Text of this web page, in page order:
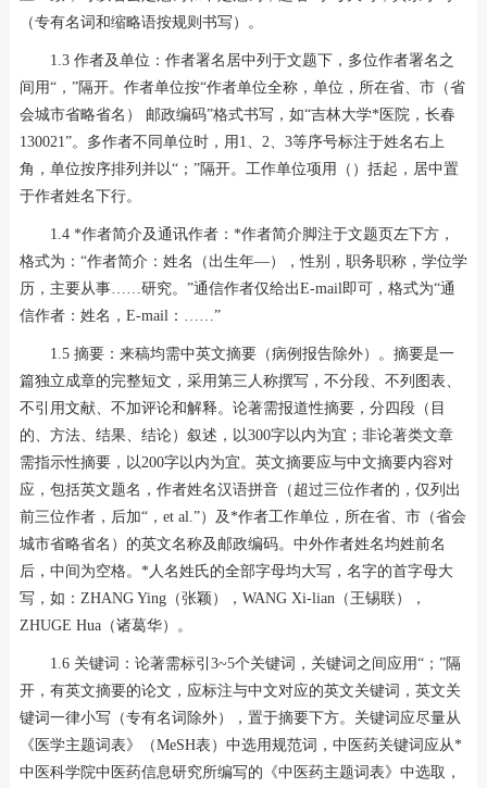
（专有名词和缩略语按规则书写）。
1.3 作者及单位：作者署名居中列于文题下，多位作者署名之
间用“，”隔开。作者单位按“作者单位全称，单位，所在省、市（省
会城市省略省名） 邮政编码”格式书写，如“吉林大学*医院，长春
130021”。多作者不同单位时，用1、2、3等序号标注于姓名右上
角，单位按序排列并以“；”隔开。工作单位项用（）括起，居中置
于作者姓名下行。
1.4 *作者简介及通讯作者：*作者简介脚注于文题页左下方，
格式为：“作者简介：姓名（出生年—），性别，职务职称，学位学
历，主要从事……研究。”通信作者仅给出E-mail即可，格式为“通
信作者：姓名，E-mail：……”
1.5 摘要：来稿均需中英文摘要（病例报告除外）。摘要是一
篇独立成章的完整短文，采用第三人称撰写，不分段、不列图表、
不引用文献、不加评论和解释。论著需报道性摘要，分四段（目
的、方法、结果、结论）叙述，以300字以内为宜；非论著类文章
需指示性摘要，以200字以内为宜。英文摘要应与中文摘要内容对
应，包括英文题名，作者姓名汉语拼音（超过三位作者的，仅列出
前三位作者，后加“，et al.”）及*作者工作单位，所在省、市（省会
城市省略省名）的英文名称及邮政编码。中外作者姓名均姓前名
后，中间为空格。*人名姓氏的全部字母均大写，名字的首字母大
写，如：ZHANG Ying（张颖），WANG Xi-lian（王锡联），
ZHUGE Hua（诸葛华）。
1.6 关键词：论著需标引3~5个关键词，关键词之间应用“；”隔
开，有英文摘要的论文，应标注与中文对应的英文关键词，英文关
键词一律小写（专有名词除外），置于摘要下方。关键词应尽量从
《医学主题词表》（MeSH表）中选用规范词，中医药关键词应从*
中医科学院中医药信息研究所编写的《中医药主题词表》中选取，